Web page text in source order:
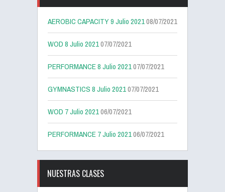
AEROBIC CAPACITY 9 Julio 202108/07/2021
WOD 8 Julio 202107/07/2021
PERFORMANCE 8 Julio 202107/07/2021
GYMNASTICS 8 Julio 202107/07/2021
WOD 7 Julio 202106/07/2021
PERFORMANCE 7 Julio 202106/07/2021
NUESTRAS CLASES